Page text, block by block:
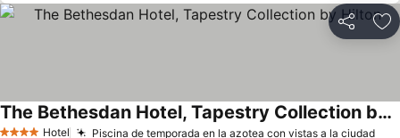
Compartir
Hotel Piscina de temporada en la azotea con vistas a la ciudad
The Bethesdan Hotel, Tapestry Collection by Hilton
Ver precios